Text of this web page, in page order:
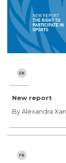
New report
By Alexandra